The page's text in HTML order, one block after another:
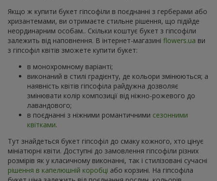
Якщо ж купити букет гіпсофіли в поєднанні з герберами або
хризантемами, ви отримаєте стильне рішення, що підійде
неординарним особам.. Скільки коштує букет з гіпсофіли
залежить від наповнення. В інтернет-магазині flowers.ua ви
з гіпсофіл квітів зможете купити букет:
в монохромному варіанті;
виконаний в стилі градієнту, де кольори змінюються; а
наявність квітів гіпсофіла райдужна дозволяє
змінювати колір композиції від ніжно-рожевого до
лавандового;
в поєднанні з ніжними романтичними сезонними
квітками.
Тут знайдеться букет гіпсофіл до смаку кожного, хто цінує
мініатюрні квіти. Доступні до замовлення гіпсофіли різних
розмірів як у класичному виконанні, так і стилізовані сучасні
рішення в капелюшній коробці або корзині. На гіпсофіла